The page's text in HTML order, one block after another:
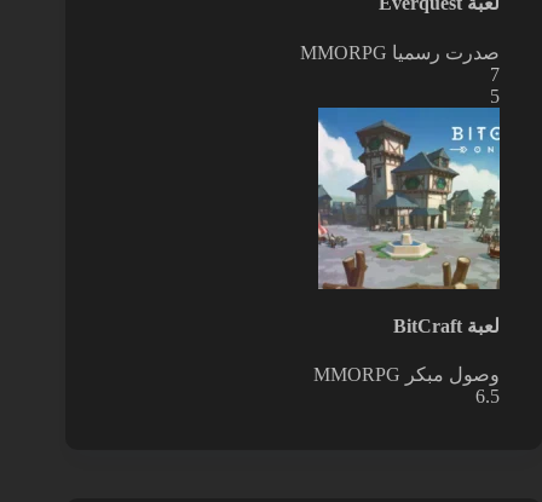
صدرت رسميا MMORPG
7
5
لعبة BitCraft
وصول مبكر MMORPG
6.5